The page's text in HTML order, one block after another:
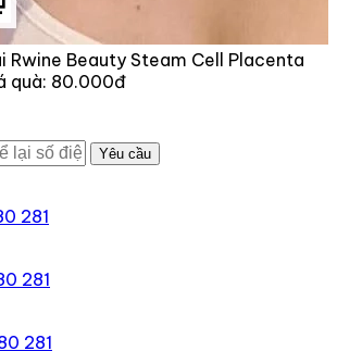
Rwine Beauty Steam Cell Placenta
quà: 80.000đ
Yêu cầu
281
281
281